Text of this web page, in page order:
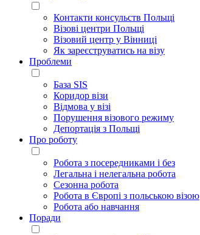
Контакти консульств Польщі
Візові центри Польщі
Візовий центр у Вінниці
Як зареєструватись на візу
Проблеми
База SIS
Коридор візи
Відмова у візі
Порушення візового режиму
Депортація з Польщі
Про роботу
Робота з посередниками і без
Легальна і нелегальна робота
Сезонна робота
Робота в Європі з польською візою
Робота або навчання
Поради